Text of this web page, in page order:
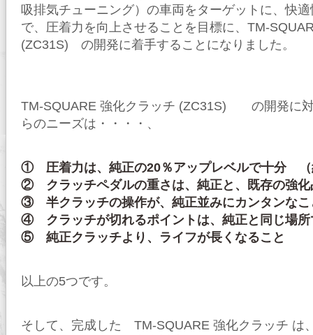
吸排気チューニング）の車両をターゲットに、快
で、圧着力を向上させることを目標に、TM-
(ZC31S) の開発に着手することになりました。
TM-SQUARE 強化クラッチ (ZC31S) の開発に
らのニーズは・・・・、
① 圧着力は、純正の20％アップレベルで十分
② クラッチペダルの重さは、純正と、既存の強化
③ 半クラッチの操作が、純正並みにカンタンなこ
④ クラッチが切れるポイントは、純正と同じ場所
⑤ 純正クラッチより、ライフが長くなること
以上の5つです。
そして、完成した TM-SQUARE 強化クラッチ